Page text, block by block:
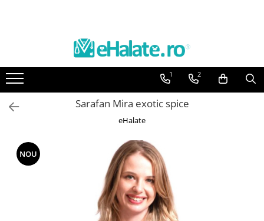
Toate Produsele
Bluze Unisex
Costume Unisex
Bluze unisex cu imprimeuri
Bluze Maria
1 2
Sarafan Mira exotic spice
eHalate
NOU